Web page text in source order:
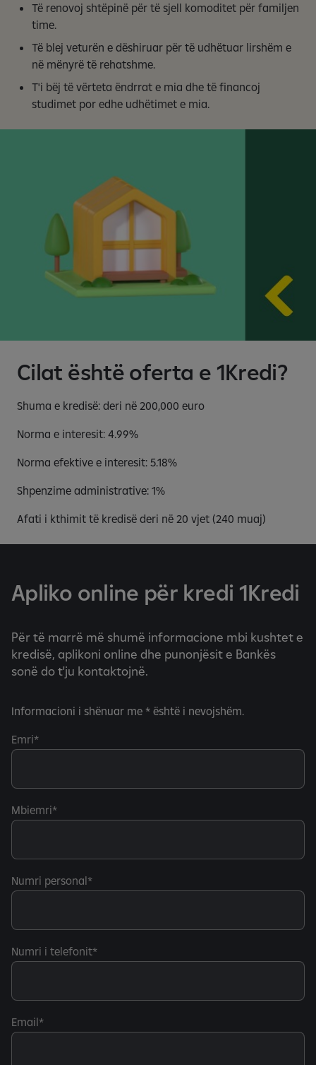
Të renovoj shtëpinë për të sjell komoditet për familjen
time.
Të blej veturën e dëshiruar për të udhëtuar lirshëm e
në mënyrë të rehatshme.
T'i bëj të vërteta ëndrrat e mia dhe të financoj
studimet por edhe udhëtimet e mia.
Cilat është oferta e 1Kredi?
Shuma e kredisë: deri në 200,000 euro
Norma e interesit: 4.99%
Norma efektive e interesit: 5.18%
Shpenzime administrative: 1%
Afati i kthimit të kredisë deri në 20 vjet (240 muaj)
Apliko online për kredi 1Kredi
Për të marrë më shumë informacione mbi kushtet e
kredisë, aplikoni online dhe punonjësit e Bankës
sonë do t'ju kontaktojnë.
Informacioni i shënuar me * është i nevojshëm.
Emri
Mbiemri
Numri personal
Numri i telefonit
Email